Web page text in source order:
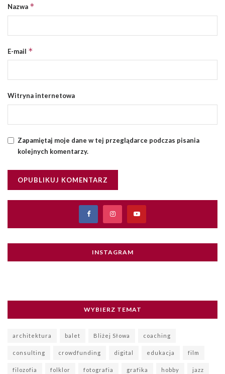
Nazwa *
E-mail *
Witryna internetowa
Zapamiętaj moje dane w tej przeglądarce podczas pisania
kolejnych komentarzy.
INSTAGRAM
WYBIERZ TEMAT
architektura balet Bliżej Słowa coaching
consulting crowdfunding digital edukacja film
filozofia folklor fotografia grafika hobby jazz